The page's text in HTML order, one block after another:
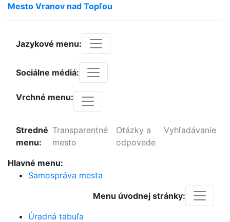
Mesto Vranov nad Topľou
Jazykové menu:
Sociálne médiá:
Vrchné menu:
Stredné
menu:
Transparentné
mesto
Otázky a
odpovede
Vyhľadávanie
Hlavné menu:
Samospráva mesta
Menu úvodnej stránky:
Úradná tabuľa